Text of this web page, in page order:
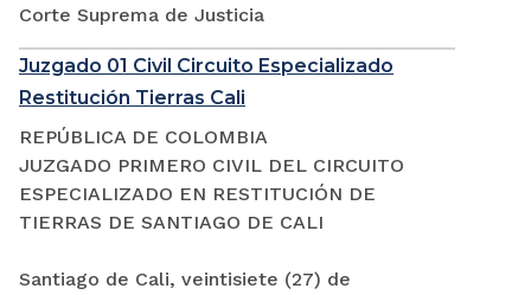
Corte Suprema de Justicia
Juzgado 01 Civil Circuito Especializado
Restitución Tierras Cali
REPÚBLICA DE COLOMBIA
JUZGADO PRIMERO CIVIL DEL CIRCUITO
ESPECIALIZADO EN RESTITUCIÓN DE
TIERRAS DE SANTIAGO DE CALI
Santiago de Cali, veintisiete (27) de